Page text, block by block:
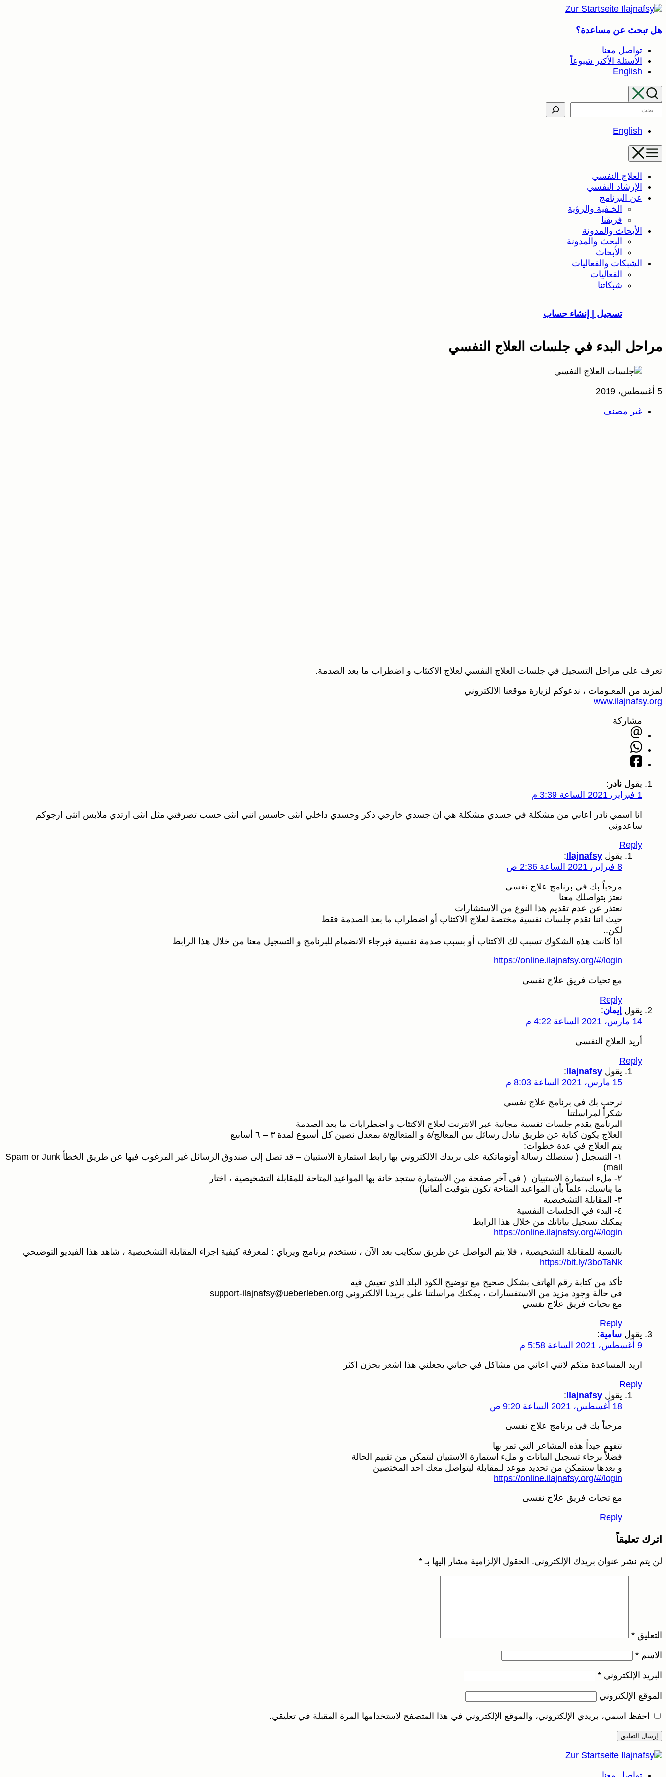
تخطى
المحتوى
هل تبحث عن مساعدة؟
تواصل معنا
الأسئلة الأكثر شيوعاً
English
Search
English
العلاج النفسي
الإرشاد النفسي
عن البرنامج
الخلفية والرؤية
فريقنا
الأبحاث والمدونة
البحث والمدونة
الأبحاث
الشبكات والفعاليات
الفعاليات
شبكاتنا
تسجيل | إنشاء حساب
مراحل البدء في جلسات العلاج النفسي
5 أغسطس، 2019
غير مصنف
تعرف على مراحل التسجيل في جلسات العلاج النفسي لعلاج الاكتئاب و اضطراب ما بعد الصدمة.
لمزيد من المعلومات ، ندعوكم لزيارة موقعنا الالكتروني
www.ilajnafsy.org
مشاركة
يقول نادر :
1 فبراير، 2021 الساعة 3:39 م
انا اسمي نادر اعاني من مشكلة في جسدي مشكلة هي ان جسدي خارجي ذكر وجسدي داخلي انثى حاسس انني انثى حسب تصرفتي مثل انثى ارتدي ملابس انثى ارجوكم
ساعدوني
Reply
يقول Ilajnafsy
:
8 فبراير، 2021 الساعة 2:36 ص
مرحباً بك في برنامج علاج نفسى
نعتز بتواصلك معنا
نعتذر عن عدم تقديم هذا النوع من الاستشارات
حيث اننا نقدم جلسات نفسية مختصة لعلاج الاكتئاب أو اضطراب ما بعد الصدمة فقط
لكن..
اذا كانت هذه الشكوك تسبب لك الاكتئاب أو بسبب صدمة نفسية فبرجاء الانضمام للبرنامج و التسجيل معنا من خلال هذا الرابط
https://online.ilajnafsy.org/#/login
مع تحيات فريق علاج نفسى
Reply
يقول إيمان:
14 مارس، 2021 الساعة 4:22 م
أريد العلاج النفسي
Reply
يقول Ilajnafsy
:
15 مارس، 2021 الساعة 8:03 م
نرحب بك في برنامج علاج نفسي
شكراً لمراسلتنا
البرنامج يقدم جلسات نفسية مجانية عبر الانترنت لعلاج الاكتئاب و اضطرابات ما بعد الصدمة
العلاج يكون كتابة عن طريق تبادل رسائل بين المعالج/ة و المتعالج/ة بمعدل نصين كل أسبوع لمدة ٣ – ٦ أسابيع
يتم العلاج في عدة خطوات:
١- التسجيل ( ستصلك رسالة أوتوماتكية على بريدك الالكتروني بها رابط استمارة الاستبيان – قد تصل إلى صندوق الرسائل غير المرغوب فيها عن طريق الخطأ Spam or Junk
mail)
٢- ملء استمارة الاستبيان ( في آخر صفحة من الاستمارة ستجد خانة بها المواعيد المتاحة للمقابلة التشخيصية ، اختار
ما يناسبك، علماً بأن المواعيد المتاحة تكون بتوقيت ألمانيا)
٣- المقابلة التشخيصية
٤- البدء في الجلسات النفسية
يمكنك تسجيل بياناتك من خلال هذا الرابط
https://online.ilajnafsy.org/#/login
بالنسبة للمقابلة التشخيصية ، فلا يتم التواصل عن طريق سكايب بعد الآن ، نستخدم برنامج ويرباي : لمعرفة كيفية اجراء المقابلة التشخيصية ، شاهد هذا الفيديو التوضيحي
https://bit.ly/3boTaNk
تأكد من كتابة رقم الهاتف بشكل صحيح مع توضيح الكود البلد الذي تعيش فيه
في حالة وجود مزيد من الاستفسارات ، يمكنك مراسلتنا على بريدنا الالكتروني support-ilajnafsy@ueberleben.org
مع تحيات فريق علاج نفسي
Reply
يقول سامية:
9 أغسطس، 2021 الساعة 5:58 م
اريد المساعدة منكم لانني اعاني من مشاكل في حياتي يجعلني هذا اشعر بحزن اكثر
Reply
يقول Ilajnafsy
:
18 أغسطس، 2021 الساعة 9:20 ص
مرحباً بك فى برنامج علاج نفسى
نتفهم جيداً هذه المشاعر التي تمر بها
فضلاً برجاء تسجيل البيانات و ملء استمارة الاستبيان لنتمكن من تقييم الحالة
و بعدها ستتمكن من تحديد موعد للمقابلة ليتواصل معك احد المختصين
https://online.ilajnafsy.org/#/login
مع تحيات فريق علاج نفسى
Reply
اترك تعليقاً
لن يتم نشر عنوان بريدك الإلكتروني. الحقول الإلزامية مشار إليها بـ *
التعليق *
الاسم *
البريد الإلكتروني *
الموقع الإلكتروني
احفظ اسمي، بريدي الإلكتروني، والموقع الإلكتروني في هذا المتصفح لاستخدامها المرة المقبلة في تعليقي.
تواصل معنا